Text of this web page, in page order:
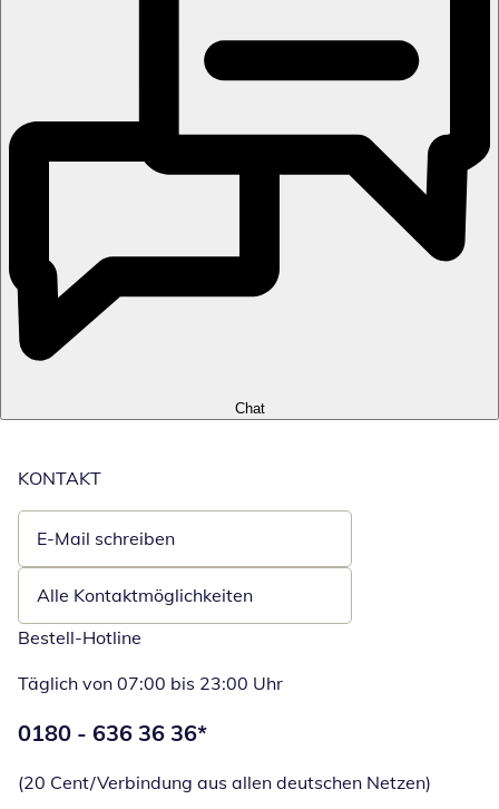
Chat
KONTAKT
E-Mail schreiben
Öffnet E-Mail-Client
Alle Kontaktmöglichkeiten
Bestell-Hotline
Täglich von 07:00 bis 23:00 Uhr
Telefonnummer:
0180 - 636 36 36*
(20 Cent/Verbindung aus allen deutschen Netzen)